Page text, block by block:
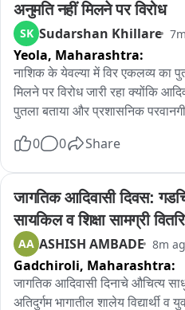
अनुमति नहीं मिलने पर विरोध
SK Sudarshan Khillare
Yeola, Maharashtra:
नाशिक के येवल्या में विर एकलव्य का
मिलने पर विरोध जारी रहा क्योंकि
पुतला बताया और प्रशासनिक
0 0 Share
जागतिक आदिवासी दिवस:
सायकिल व शिक्षा सामग्री
AA ASHISH AMBADE 8m
Gadchiroli, Maharashtra:
जागतिक आदिवासी दिनाचे औचित्य
अतिदुर्गम भागातील शालेय विद्यार्थी